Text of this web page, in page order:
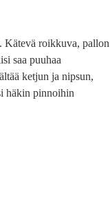
Kätevä roikkuva, pallon
saa puuhaa
ketjun ja nipsun,
häkin pinnoihin